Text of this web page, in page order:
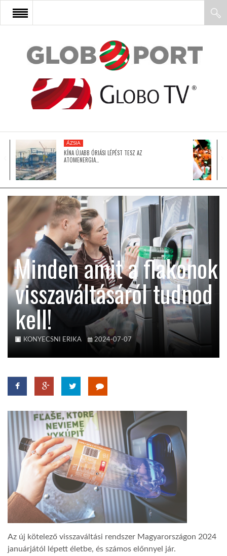
FŐOLDAL
AFRIKA
ÁZSIA
LATIN-AMERIKA
KÖZEL-KELET
AUSZTRÁLIA
A VILÁG ITTHON
GLOBOTV BP
HÍR3D
TROPICALMAGAZIN
GLOBOTV
AFRIKA TUDÁSTÁR
ÁZSIA
KÍNA ÚJABB ÓRIÁSI LÉPÉST TESZ AZ
ATOMENERGIA…
Minden amit a flakonok
visszaváltásáról tudnod
kell!
KONYECSNI ERIKA 2024-07-07
Az új kötelező visszaváltási rendszer Magyarországon 2024
januárjától lépett életbe, és számos előnnyel jár.